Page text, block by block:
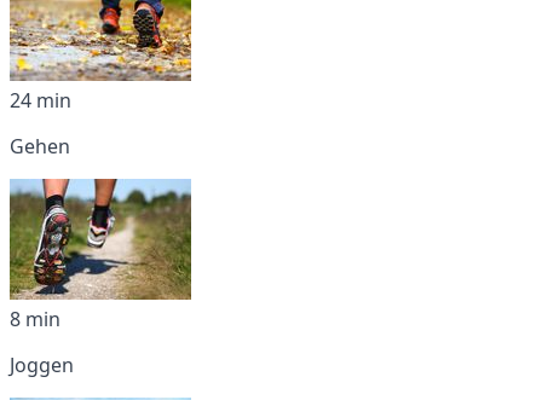
24 min
Gehen
8 min
Joggen